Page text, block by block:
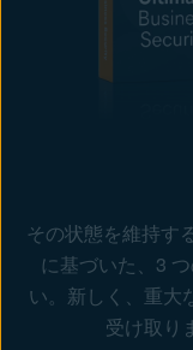
その状態を維持す
に基づいた、3
い。新しく、重大
受け取り